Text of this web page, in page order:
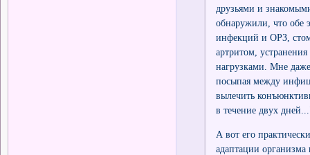
друзьями и
обнаружили, что обе
инфекций и ОРЗ,
артритом,
нагрузками. Мне
посыпая между
вылечить
в течение двух
А вот его
адаптации